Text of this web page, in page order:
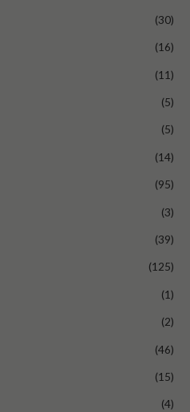
(30)
(16)
(11)
(5)
(5)
(14)
(95)
(3)
(39)
(125)
(1)
(2)
(46)
(15)
(4)